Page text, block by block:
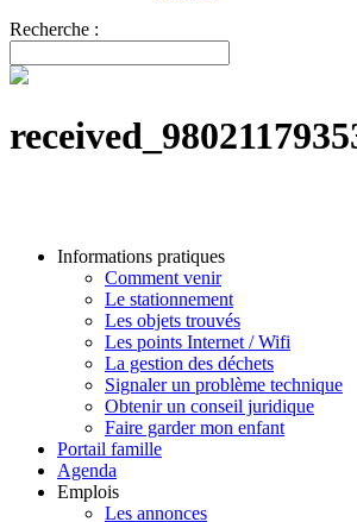
Recherche :
Informations pratiques
Comment venir
Le stationnement
Les objets trouvés
Les points Internet / Wifi
La gestion des déchets
Signaler un problème technique
Obtenir un conseil juridique
Faire garder mon enfant
Portail famille
Agenda
Emplois
Les annonces